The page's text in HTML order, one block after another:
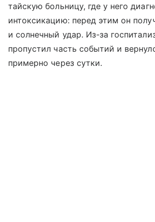
тайскую больницу, где у него
интоксикацию: перед этим он
и солнечный удар. Из-за
пропустил часть событий и
примерно через сутки.